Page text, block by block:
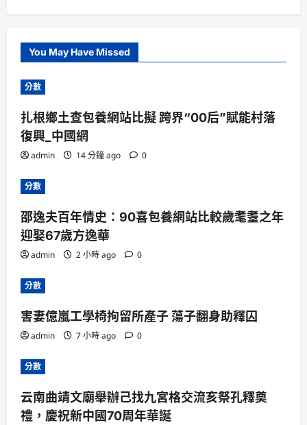
You May Have Missed
分數
扎根鄉土查包養網站比擬 跨界“00后”賦能村落
復興_中國網
admin 14 分鐘 ago 0
分數
邵逸夫百年情史：90喜包養網站比較歲耄耋之年
迎娶67歲方逸華
admin 2 小時 ago 0
分數
害妻億嵐工學椅拘留所產子 蕩子翻身助釋囚
admin 7 小時 ago 0
分數
云南曲靖文廟舉辦己找九宮格交流亥祭孔釋奠
禮，慶祝新中國70周年華誕